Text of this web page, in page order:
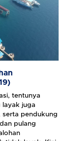
tentunya
layak juga
serta pendukung
pulang